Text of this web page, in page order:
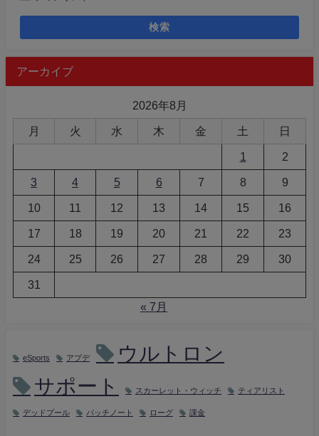
検索
アーカイブ
2026年8月
月 火 水 木 金 土 日
1 2
3 4 5 6 7 8 9
10 11 12 13 14 15 16
17 18 19 20 21 22 23
24 25 26 27 28 29 30
31
« 7月
eSports アプデ
ウルトロン
サポート
スカーレット・ウィッチ ティアリスト
デッドプール パッチノート ローグ 課金